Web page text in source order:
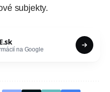
subjekty.
na Google